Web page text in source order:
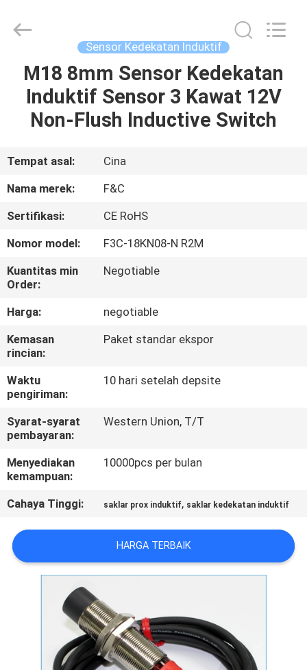
RUMAH
PRODUK
TENTANG
KAMI
TUR
PABRIK
KONTROL
KUALITAS
HUBUNGI
KAMI
BERITA
PERMINTAAN
PENAWARAN
SITEMAP
PRIVACY
POLICY
Copyright
Sensing
Technology
Sensor Kedekatan Induktif
M18 8mm Sensor Kedekatan
Induktif Sensor 3 Kawat 12V
Non-Flush Inductive Switch
Tempat asal:
Cina
Nama merek:
F&C
Sertifikasi:
CE RoHS
Nomor model:
F3C-18KN08-N R2M
Kuantitas min
Order:
Negotiable
Harga:
negotiable
Kemasan
rincian:
Paket standar ekspor
Waktu
pengiriman:
10 hari setelah depsite
Syarat-syarat
pembayaran:
Western Union, T/T
Menyediakan
kemampuan:
10000pcs per bulan
Cahaya Tinggi: saklar prox induktif, saklar kedekatan induktif
HARGA TERBAIK